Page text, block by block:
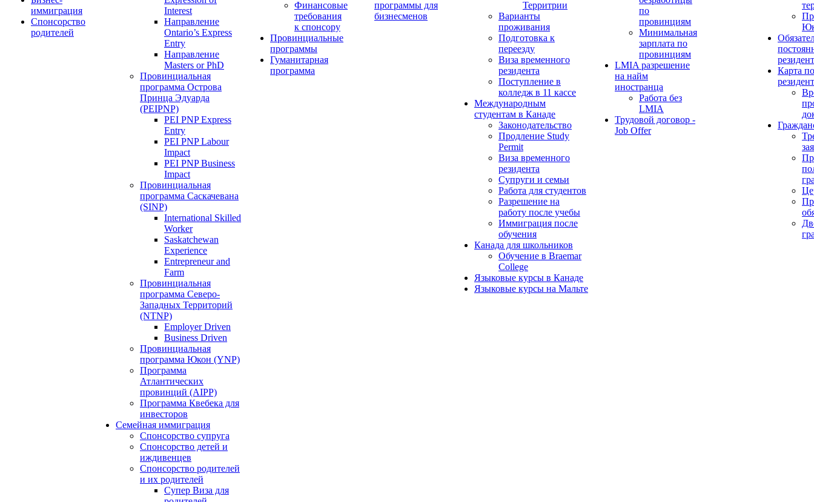
иммиграция
Спонсорство
родителей
Interest
Направление
Ontario’s Express
Entry
Направление
Masters or PhD
Провинциальная
программа Острова
Принца Эдуарда
(PEIPNP)
PEI PNP Express
Entry
PEI PNP Labour
Impact
PEI PNP Business
Impact
Провинциальная
программа Саскачевана
(SINP)
International Skilled
Worker
Saskatchewan
Experience
Entrepreneur and
Farm
Провинциальная
программа Северо-
Западных Территорий
(NTNP)
Employer Driven
Business Driven
Провинциальная
программа Юкон (YNP)
Программа
Атлантических
провинций (AIPP)
Программа Квебека для
инвесторов
Семейная иммиграция
Спонсорство супруга
Спонсорство детей и
иждивенцев
Спонсорство родителей
и их родителей
Супер Виза для
Финансовые
требования
к спонсору
Провинциальные
программы
Гуманитарная
программа
программы для
бизнесменов
Территрии
Варианты
проживания
Подготовка к
переезду
Виза временного
резидента
Поступление в
колледж в 11 кассе
Международным
студентам в Канаде
Законодательство
Продление Study
Permit
Виза временного
резидента
Супруги и семьи
Работа для студентов
Разрешение на
работу после учебы
Иммиграция после
обучения
Канада для школьников
Обучение в Braemar
College
Языковые курсы в Канаде
Языковые курсы на Мальте
по
провинциям
Минимальная
зарплата по
провинциям
LMIA разрешение
на найм
иностранца
Работа без
LMIA
Трудовой договор -
Job Offer
Карта